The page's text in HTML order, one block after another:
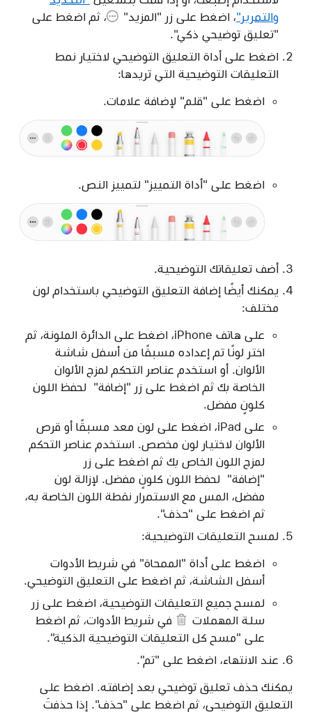
والتمرير"، اضغط على زر "المزيد"
، ثم اضغط على
"تعليق توضيحي ذكي".
اضغط على أداة التعليق التوضيحي لاختيار نمط
التعليقات التوضيحية التي تريدها:
اضغط على "قلم" لإضافة علامات.
اضغط على "أداة التمييز" لتمييز النص.
أضف تعليقاتك التوضيحية.
يمكنك أيضًا إضافة التعليق التوضيحي باستخدام لون
مختلف:
على هاتف iPhone، اضغط على الدائرة الملونة، ثم
اختر لونًا تم إعداده مسبقًا من أسفل شاشة
الألوان. أو استخدم عناصر التحكم لمزج الألوان
الخاصة بك ثم اضغط على زر "إضافة" لحفظ اللون
كلونٍ مفضل.
على iPad، اضغط على لون معد مسبقًا أو قرص
الألوان لاختيار لون مخصص. استخدم عناصر التحكم
لمزج اللون الخاص بك ثم اضغط على زر
"إضافة" لحفظ اللون كلونٍ مفضل. لإزالة لون
مفضل، المس مع الاستمرار نقطة اللون الخاصة به،
ثم اضغط على "حذف".
لمسح التعليقات التوضيحية:
اضغط على أداة "الممحاة" في شريط الأدوات
أسفل الشاشة، ثم اضغط على التعليق التوضيحي.
لمسح جميع التعليقات التوضيحية، اضغط على زر
سلة المهملات
في شريط الأدوات، ثم اضغط
على "مسح كل التعليقات التوضيحية الذكية".
عند الانتهاء، اضغط على "تم".
يمكنك حذف تعليق توضيحي بعد إضافته. اضغط على
التعليق التوضيحي، ثم اضغط على "حذف". إذا حذفتَ